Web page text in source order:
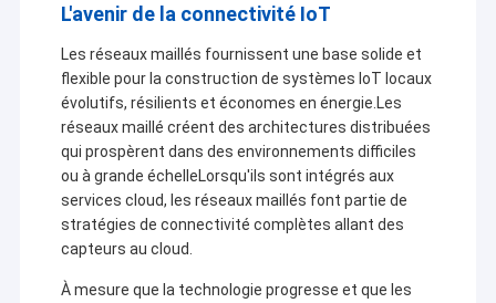
L'avenir de la connectivité IoT
Les réseaux maillés fournissent une base solide et
flexible pour la construction de systèmes IoT locaux
évolutifs, résilients et économes en énergie.Les
réseaux maillé créent des architectures distribuées
qui prospèrent dans des environnements difficiles
ou à grande échelleLorsqu'ils sont intégrés aux
services cloud, les réseaux maillés font partie de
stratégies de connectivité complètes allant des
capteurs au cloud.
À mesure que la technologie progresse et que les